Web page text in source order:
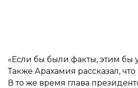
«Если бы были факты, этим бы
Также Арахамия рассказал,
В то же время глава